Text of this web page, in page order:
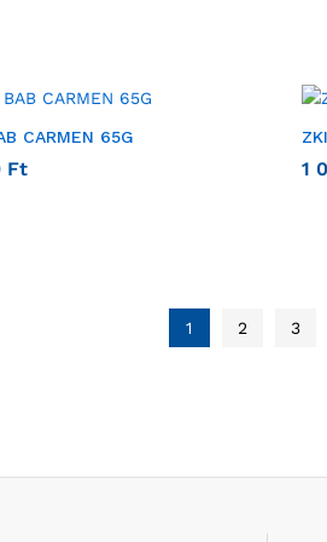
CARMEN 65G
Ft 1
1 2 3